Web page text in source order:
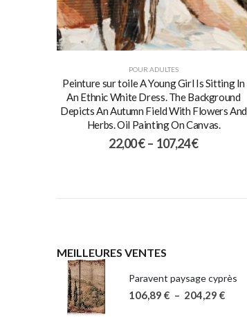
POUR ADULTES
Peinture sur toile A Young Girl Is Sitting In
An Ethnic White Dress. The Background
Depicts An Autumn Field With Flowers And
Herbs. Oil Painting On Canvas.
22,00€ – 107,24€
MEILLEURES VENTES
Paravent paysage cyprès
106,89 € – 204,29 €